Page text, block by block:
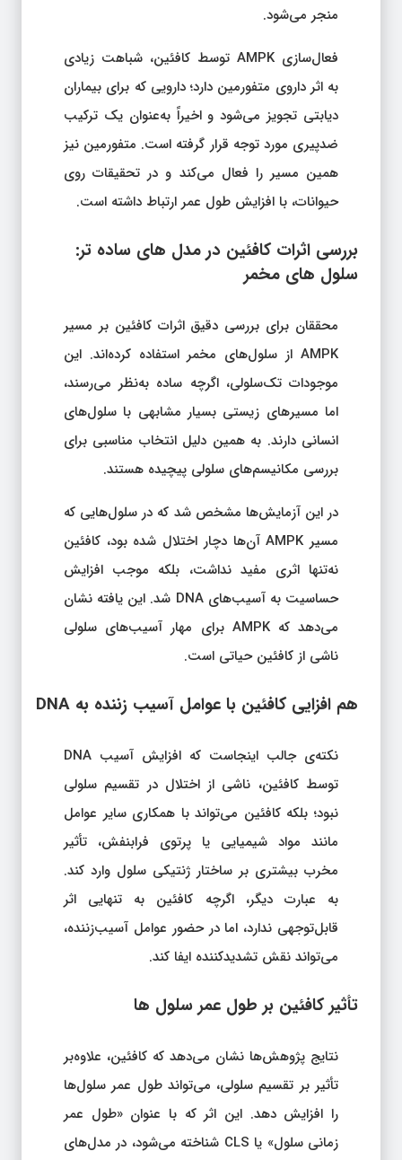
منجر می‌شود.
فعال‌سازی AMPK توسط کافئین، شباهت زیادی
به اثر داروی متفورمین دارد؛ دارویی که برای بیماران
دیابتی تجویز می‌شود و اخیراً به‌عنوان یک ترکیب
ضدپیری مورد توجه قرار گرفته است. متفورمین نیز
همین مسیر را فعال می‌کند و در تحقیقات روی
حیوانات، با افزایش طول عمر ارتباط داشته است.
بررسی اثرات کافئین در مدل‌ های ساده‌ تر:
سلول‌ های مخمر
محققان برای بررسی دقیق اثرات کافئین بر مسیر
AMPK از سلول‌های مخمر استفاده کرده‌اند. این
موجودات تک‌سلولی، اگرچه ساده به‌نظر می‌رسند،
اما مسیرهای زیستی بسیار مشابهی با سلول‌های
انسانی دارند. به همین دلیل انتخاب مناسبی برای
بررسی مکانیسم‌های سلولی پیچیده هستند.
در این آزمایش‌ها مشخص شد که در سلول‌هایی که
مسیر AMPK آن‌ها دچار اختلال شده بود، کافئین
نه‌تنها اثری مفید نداشت، بلکه موجب افزایش
حساسیت به آسیب‌های DNA شد. این یافته نشان
می‌دهد که AMPK برای مهار آسیب‌های سلولی
ناشی از کافئین حیاتی است.
هم‌ افزایی کافئین با عوامل آسیب‌ زننده به DNA
نکته‌ی جالب اینجاست که افزایش آسیب DNA
توسط کافئین، ناشی از اختلال در تقسیم سلولی
نبود؛ بلکه کافئین می‌تواند با همکاری سایر عوامل
مانند مواد شیمیایی یا پرتوی فرابنفش، تأثیر
مخرب بیشتری بر ساختار ژنتیکی سلول وارد کند.
به عبارت دیگر، اگرچه کافئین به تنهایی اثر
قابل‌توجهی ندارد، اما در حضور عوامل آسیب‌زننده،
می‌تواند نقش تشدیدکننده ایفا کند.
تأثیر کافئین بر طول عمر سلول‌ ها
نتایج پژوهش‌ها نشان می‌دهد که کافئین، علاوه‌بر
تأثیر بر تقسیم سلولی، می‌تواند طول عمر سلول‌ها
را افزایش دهد. این اثر که با عنوان «طول عمر
زمانی سلول» یا CLS شناخته می‌شود، در مدل‌های